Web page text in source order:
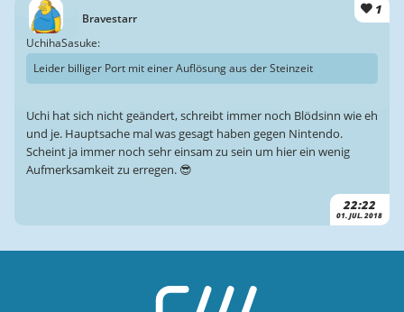
Bravestarr
1
22:22
01. JUL. 2018
UchihaSasuke:
Leider billiger Port mit einer Auflösung aus der Steinzeit
Uchi hat sich nicht geändert, schreibt immer noch Blödsinn wie eh
und je. Hauptsache mal was gesagt haben gegen Nintendo.
Scheint ja immer noch sehr einsam zu sein um hier ein wenig
Aufmerksamkeit zu erregen. 😎